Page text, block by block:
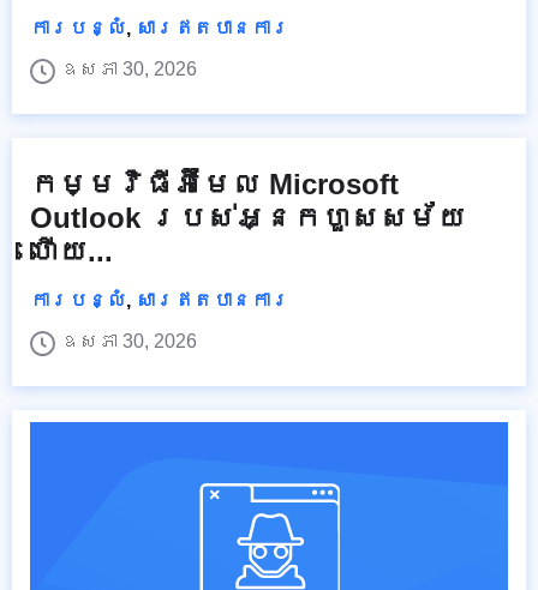
ការបន្លំ, សារឥតបានការ
ឧសភា 30, 2026
កម្មវិធីអ៊ីមែល Microsoft
Outlook របស់អ្នកហួសសម័យ
ហើយ...
ការបន្លំ, សារឥតបានការ
ឧសភា 30, 2026